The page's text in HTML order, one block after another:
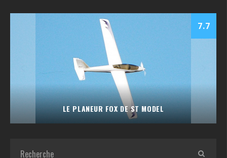
7.7
LE PLANEUR FOX DE ST MODEL